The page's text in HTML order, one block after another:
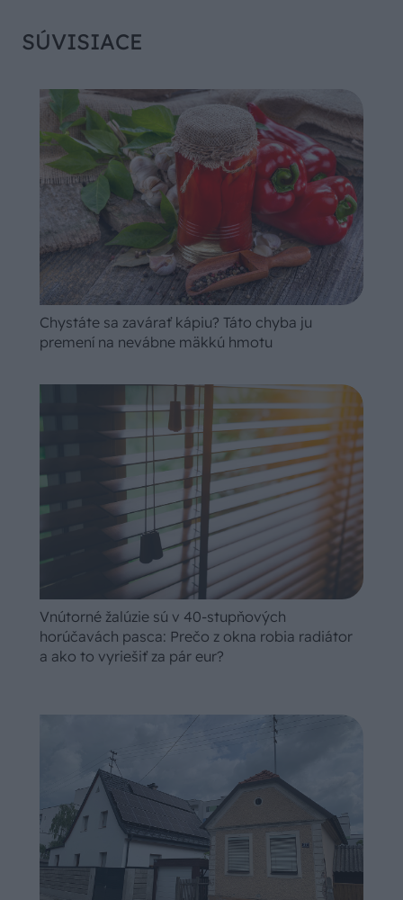
SÚVISIACE
Chystáte sa zavárať kápiu? Táto chyba ju
premení na nevábne mäkkú hmotu
Vnútorné žalúzie sú v 40-stupňových
horúčavách pasca: Prečo z okna robia radiátor
a ako to vyriešiť za pár eur?